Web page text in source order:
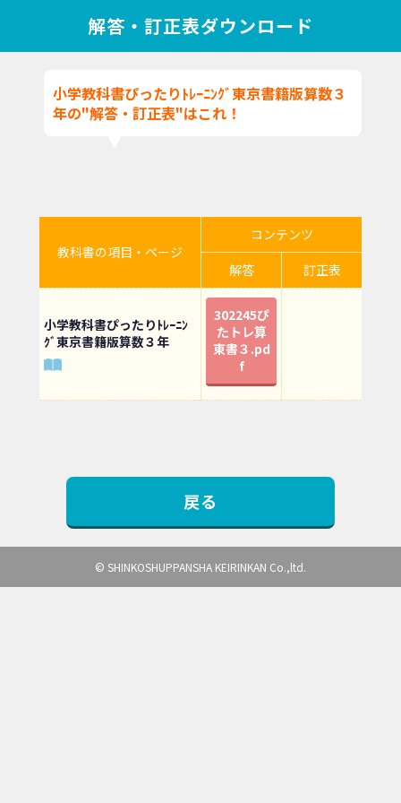
解答・訂正表ダウンロード
小学教科書ぴったりﾄﾚｰﾆﾝｸﾞ東京書籍版算数３
年の"解答・訂正表"はこれ！
教科書の項目・ページ
コンテンツ
解答
訂正表
小学教科書ぴったりﾄﾚｰﾆﾝ
ｸﾞ東京書籍版算数３年
302245ぴ
たトレ算
東書３.pd
f
戻る
© SHINKOSHUPPANSHA KEIRINKAN Co.,ltd.